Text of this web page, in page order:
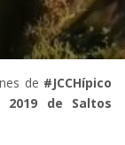
de #JCCHípico
2019 de Saltos